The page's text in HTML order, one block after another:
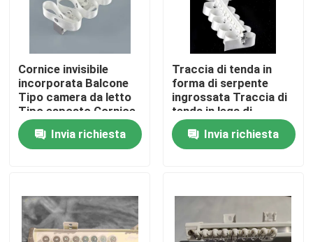
Casa
Video
Cornice invisibile
incorporata Balcone
Tipo camera da letto
Tipo esposto Cornice
serpente
Invia richiesta
Traccia di tenda in
forma di serpente
ingrossata Traccia di
tenda in lega di
alluminio
Invia richiesta